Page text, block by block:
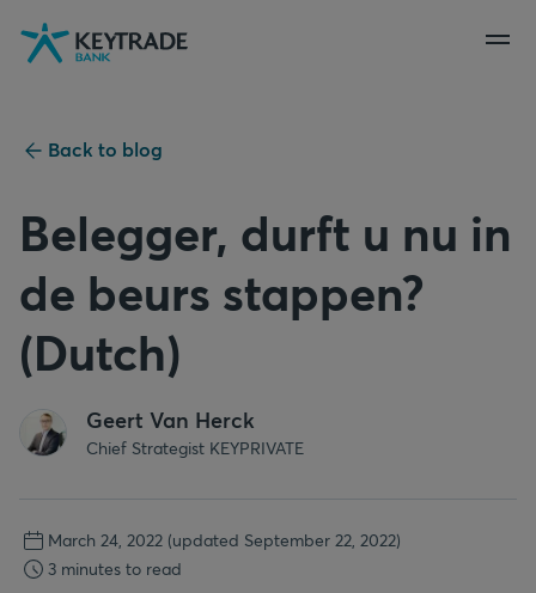
Skip
to
Skip
to
Skip
to
Back to blog
Belegger, durft u nu in
de beurs stappen?
(Dutch)
Geert Van Herck
Chief Strategist KEYPRIVATE
March 24, 2022 (updated September 22, 2022)
3 minutes to read